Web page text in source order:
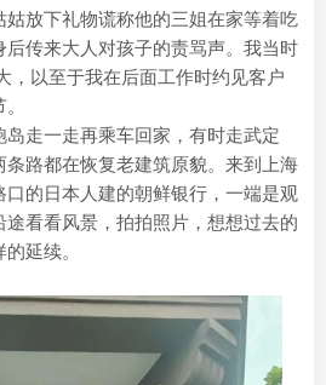
放下礼物谎称他的三姐在家等着吃
传来大人对孩子的责骂声。我当时
，以至于我在后面工作时约见客户
走一走再乘车回家，有时走武定
条路都在恢复老建筑原貌。来到上海
口的日本人建的朝鲜银行，一端是观
看看风景，拍拍照片，想想过去的
延续。